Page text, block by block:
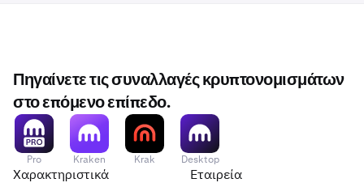
Πηγαίνετε τις συναλλαγές κρυπτονομισμάτων
στο επόμενο επίπεδο.
Pro Kraken Krak Desktop
Χαρακτηριστικά Εταιρεία